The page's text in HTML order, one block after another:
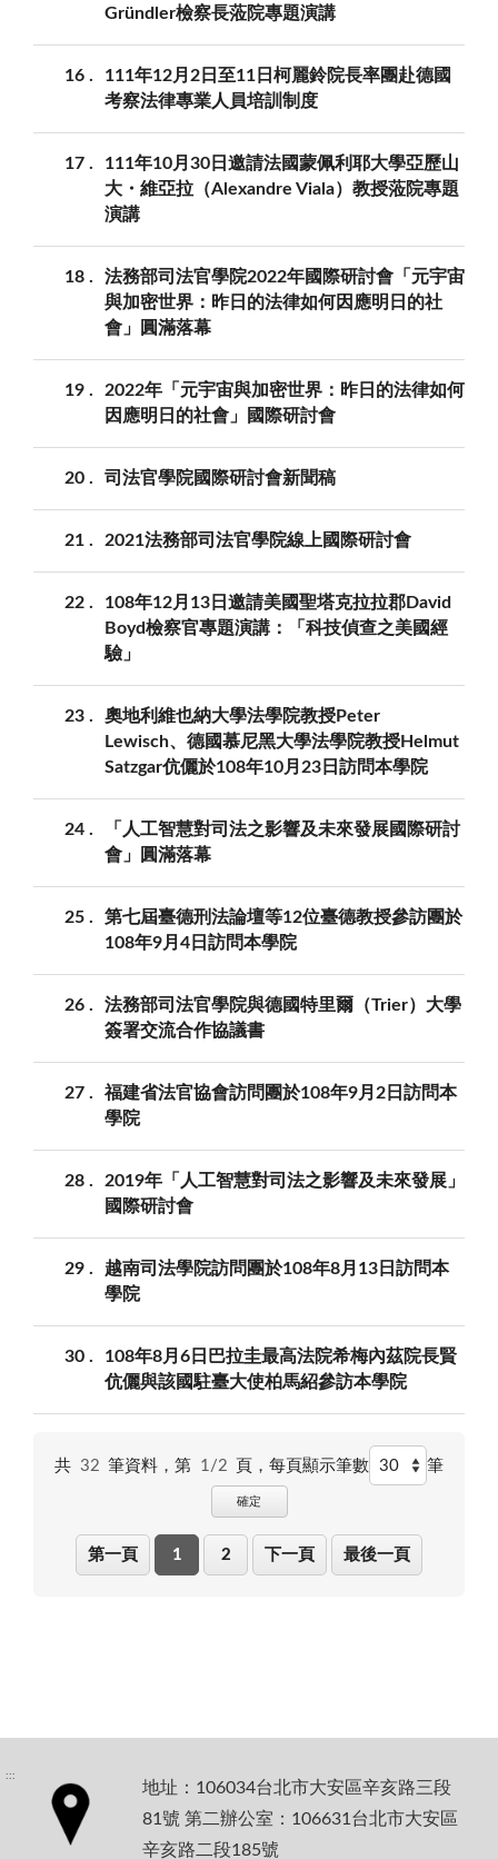
Gründler檢察長蒞院專題演講
16
111年12月2日至11日柯麗鈴院長率團赴德國
考察法律專業人員培訓制度
17
111年10月30日邀請法國蒙佩利耶大學亞歷山
大・維亞拉（Alexandre Viala）教授蒞院專題
演講
18
法務部司法官學院2022年國際研討會「元宇宙
與加密世界：昨日的法律如何因應明日的社
會」圓滿落幕
19
2022年「元宇宙與加密世界：昨日的法律如何
因應明日的社會」國際研討會
20 司法官學院國際研討會新聞稿
21 2021法務部司法官學院線上國際研討會
22
108年12月13日邀請美國聖塔克拉拉郡David
Boyd檢察官專題演講：「科技偵查之美國經
驗」
23
奧地利維也納大學法學院教授Peter
Lewisch、德國慕尼黑大學法學院教授Helmut
Satzgar伉儷於108年10月23日訪問本學院
24
「人工智慧對司法之影響及未來發展國際研討
會」圓滿落幕
25
第七屆臺德刑法論壇等12位臺德教授參訪團於
108年9月4日訪問本學院
26
法務部司法官學院與德國特里爾（Trier）大學
簽署交流合作協議書
27
福建省法官協會訪問團於108年9月2日訪問本
學院
28
2019年「人工智慧對司法之影響及未來發展」
國際研討會
29
越南司法學院訪問團於108年8月13日訪問本
學院
30
108年8月6日巴拉圭最高法院希梅內茲院長賢
伉儷與該國駐臺大使柏馬紹參訪本學院
共 32 筆資料，第 1/2 頁，每頁顯示筆數 筆
確定
第一頁 1 2 下一頁 最後一頁
:::
地址：106034台北市大安區辛亥路三段
81號 第二辦公室：106631台北市大安區
辛亥路二段185號